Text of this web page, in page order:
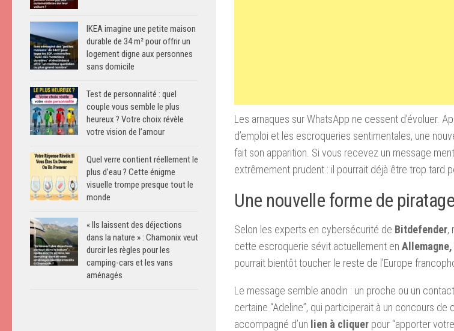
Les arnaques sur WhatsApp ne cessent d’évoluer.
d’emploi et les escroqueries sentimentales, une
fait son apparition. Si vous recevez un message
extrêmement prudent : il pourrait déjà être trop tard
Une nouvelle forme de
Selon les experts en cybersécurité de Bitdefender,
cette escroquerie sévit actuellement en Allemagne,
pourrait bientôt toucher le reste de l’Europe
Le message semble anodin : un proche ou un
certaine “Adeline”, qui participerait à un concours
accompagné d’un lien à cliquer pour “apporter
IKEA imagine une petite maison
durable de 34 m² pour offrir un
logement digne aux personnes
sans domicile
Test de personnalité : quel
couple vous semble le plus
heureux ? Votre choix révèle
votre vision de l’amour
Quel verre contient réellement le
plus d’eau ? Cette énigme
visuelle trompe presque tout le
monde
« Ils laissent des déjections
dans la nature » : Chamonix veut
durcir les règles pour les
camping-cars et les vans
aménagés